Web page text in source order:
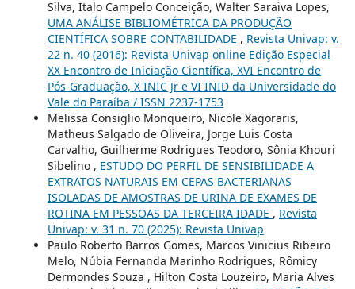
Silva, Italo Campelo Conceição, Walter Saraiva Lopes,
UMA ANÁLISE BIBLIOMÉTRICA DA PRODUÇÃO
CIENTÍFICA SOBRE CONTABILIDADE , Revista Univap: v.
22 n. 40 (2016): Revista Univap online Edição Especial
XX Encontro de Iniciação Científica, XVI Encontro de
Pós-Graduação, X INIC Jr e VI INID da Universidade do
Vale do Paraíba / ISSN 2237-1753
Melissa Consiglio Monqueiro, Nicole Xagoraris,
Matheus Salgado de Oliveira, Jorge Luis Costa
Carvalho, Guilherme Rodrigues Teodoro, Sônia Khouri
Sibelino , ESTUDO DO PERFIL DE SENSIBILIDADE A
EXTRATOS NATURAIS EM CEPAS BACTERIANAS
ISOLADAS DE AMOSTRAS DE URINA DE EXAMES DE
ROTINA EM PESSOAS DA TERCEIRA IDADE , Revista
Univap: v. 31 n. 70 (2025): Revista Univap
Paulo Roberto Barros Gomes, Marcos Vinicius Ribeiro
Melo, Núbia Fernanda Marinho Rodrigues, Rômicy
Dermondes Souza , Hilton Costa Louzeiro, Maria Alves